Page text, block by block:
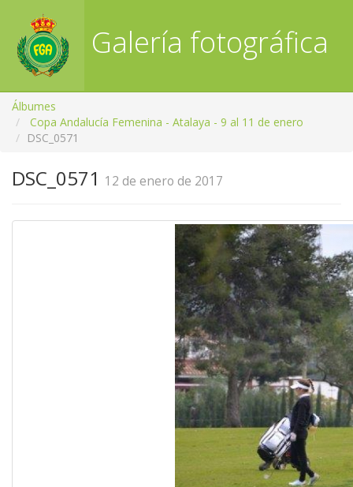
Galería fotográfica
RFGA
Álbumes
Copa Andalucía Femenina - Atalaya - 9 al 11 de enero
DSC_0571
DSC_0571 12 de enero de 2017